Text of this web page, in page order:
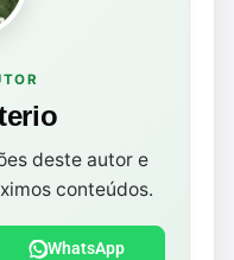
deste autor e
conteúdos.
WhatsApp